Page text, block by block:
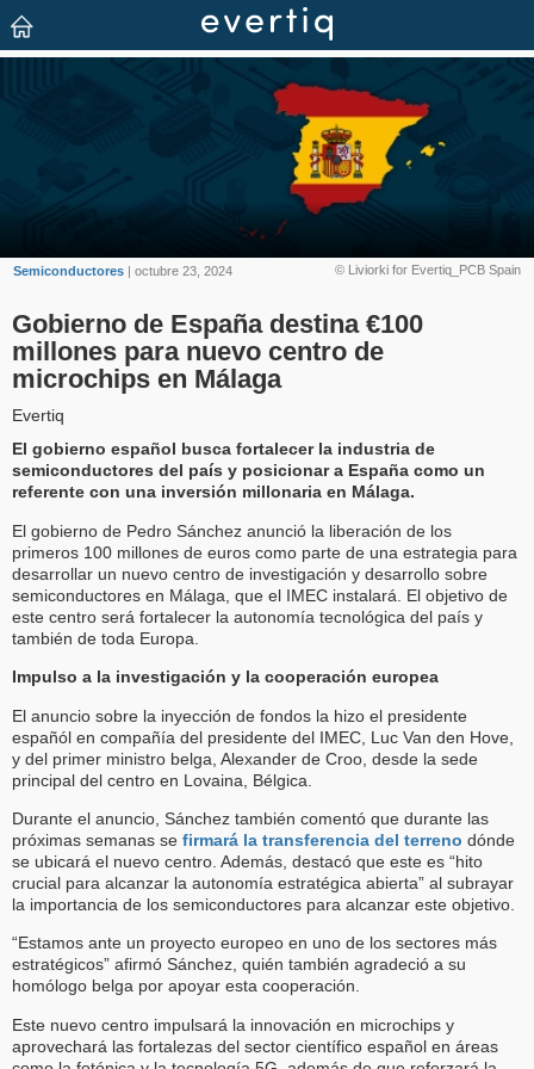
© Liviorki for Evertiq_PCB Spain
Semiconductores | octubre 23, 2024
Gobierno de España destina €100
millones para nuevo centro de
microchips en Málaga
Evertiq
El gobierno español busca fortalecer la industria de
semiconductores del país y posicionar a España como un
referente con una inversión millonaria en Málaga.
El gobierno de Pedro Sánchez anunció la liberación de los
primeros 100 millones de euros como parte de una estrategia para
desarrollar un nuevo centro de investigación y desarrollo sobre
semiconductores en Málaga, que el IMEC instalará. El objetivo de
este centro será fortalecer la autonomía tecnológica del país y
también de toda Europa.
Impulso a la investigación y la cooperación europea
El anuncio sobre la inyección de fondos la hizo el presidente
españól en compañía del presidente del IMEC, Luc Van den Hove,
y del primer ministro belga, Alexander de Croo, desde la sede
principal del centro en Lovaina, Bélgica.
Durante el anuncio, Sánchez también comentó que durante las
próximas semanas se firmará la transferencia del terreno dónde
se ubicará el nuevo centro. Además, destacó que este es “hito
crucial para alcanzar la autonomía estratégica abierta” al subrayar
la importancia de los semiconductores para alcanzar este objetivo.
“Estamos ante un proyecto europeo en uno de los sectores más
estratégicos” afirmó Sánchez, quién también agradeció a su
homólogo belga por apoyar esta cooperación.
Este nuevo centro impulsará la innovación en microchips y
aprovechará las fortalezas del sector científico español en áreas